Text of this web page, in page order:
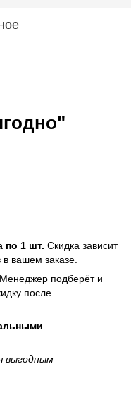
по 1 шт. Скидка зависит
в вашем заказе.
Менеджер подберёт и
после
выгодным